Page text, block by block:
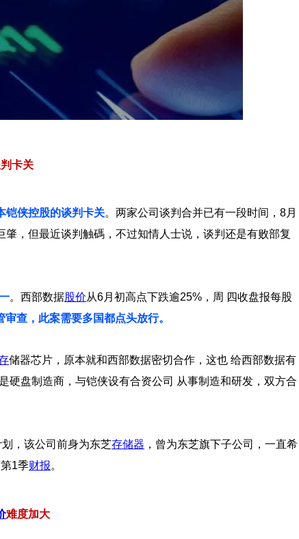
卡关
铠侠控股的谈判卡关。两家公司谈判合并已有一段时间，8月
肇，但最近谈判触碼，不过知情人士说，谈判还是有败部复
。西部数据股价从6月初高点下跌逾25%，周 四收盘报每股
查，此案需要多国都点头放行。
储器芯片，原本就和西部数据密切合作，这也 给西部数据有
硬盘制造商，与铠侠设有合资公司 从事制造和研发，双方合
，该公司前身为东芝存储器 ，曾为东芝旗下子公司，一直希
1季财报。
难度加大